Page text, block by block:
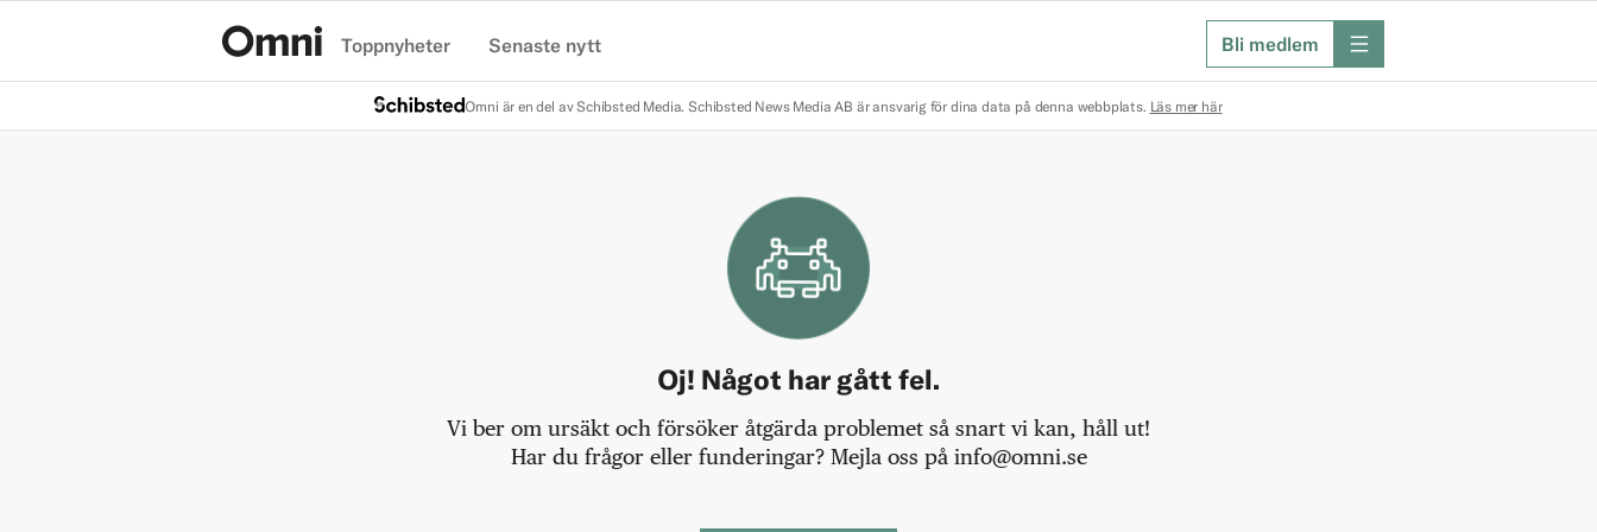
Toppnyheter Senaste nytt Bli medlem meny
Omni är en del av Schibsted Media. Schibsted News Media AB är ansvarig för dina data på denna webbplats. Läs mer här
Oj! Något har gått fel.
Vi ber om ursäkt och försöker åtgärda problemet så snart vi kan, håll ut!
Har du frågor eller funderingar? Mejla oss på info@omni.se